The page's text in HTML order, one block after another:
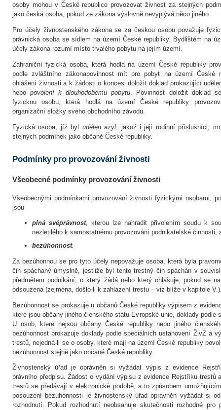
osoby mohou v České republice provozovat živnost za stejných
jako česká osoba, pokud ze zákona výslovně nevyplývá něco jiného.
Pro účely živnostenského zákona se za českou osobu považuje
právnická osoba se sídlem na území České republiky. Bydlištěm na
účely zákona rozumí místo trvalého pobytu na jejím území.
Zahraniční fyzická osoba, která hodlá na území České republiky
podle zvláštního zákonapovinnost mít pro pobyt na území České
ohlášení živnosti a k žádosti o koncesi doložit doklad prokazující
nebopovolení k dlouhodobému pobytu . Povinnost doložit doklad
fyzickou osobu, která hodlá na území České republiky
organizační složky svého obchodního závodu.
Fyzická osoba, jíž byl udělen azyl , jakož i její rodinní příslušníci,
stejných podmínek jako občané České republiky.
Podmínky pro provozování živnosti
Všeobecné podmínky provozování živnosti
Všeobecnými podmínkami provozování živnosti fyzickými osobami,
jsou
plná svéprávnost,
kterou lze nahradit přivolením soudu k
nezletilého k samostatnému provozování podnikatelské činnosti,
bezúhonnost.
Za bezúhonnou se pro tyto účely nepovažuje osoba, která byla
čin spáchaný úmyslně, jestliže byl tento trestný čin spáchán v
předmětem podnikání, o který žádá nebo který ohlašuje, pokud se
odsouzena (zejména, došlo-li k zahlazení trestu – viz blíže v kapitole
Bezúhonnost se prokazuje u občanů České republiky výpisem z
které jsou občany jiného členského státu Evropské unie, doklady podle
U osob, které nejsou občany České republiky nebo jiného
bezúhonnost prokazuje doklady podle speciálních ustanovení ŽivZ a
trestů, nejedná-li se o osoby, které mají na území České republiky
bezúhonnost stejně jako občané České republiky.
Živnostenský úřad je oprávněn si vyžádat výpis z evidence
právního předpisu. Žádost o vydání výpisu z evidence Rejstříku trestů
trestů se předávají v elektronické podobě, a to způsobem
posouzení bezúhonnosti je živnostenský úřad oprávněn vyžádat si
rozhodnutí. Pokud rozhodnutí neobsahuje skutečnosti rozhodné pro